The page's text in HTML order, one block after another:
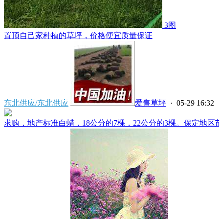
3图
置顶自己家种植的草坪，价格便宜质量保证
东北供应/东北供应 爱售草坪 · 05-29 16:32
求购，地产标准白蜡，18公分的7棵，22公分的3棵。保定地区